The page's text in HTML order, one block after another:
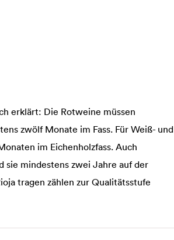
erklärt: Die Rotweine müssen
zwölf Monate im Fass. Für Weiß- und
im Eichenholzfass. Auch
sie mindestens zwei Jahre auf der
tragen zählen zur Qualitätsstufe